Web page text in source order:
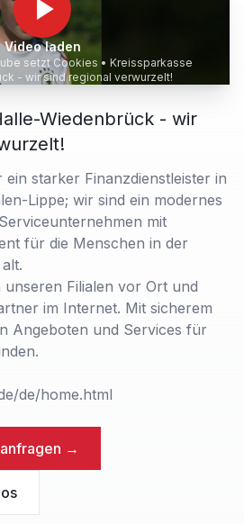
Video laden
setzt Cookies • Kreissparkasse
- wir sind regional verwurzelt!
Wiedenbrück - wir
starker Finanzdienstleister in
Lippe; wir sind ein modernes
mit
für die Menschen in der
Filialen vor Ort und
im Internet. Mit sicherem
Angeboten und Services für
de/home.html
anfragen →